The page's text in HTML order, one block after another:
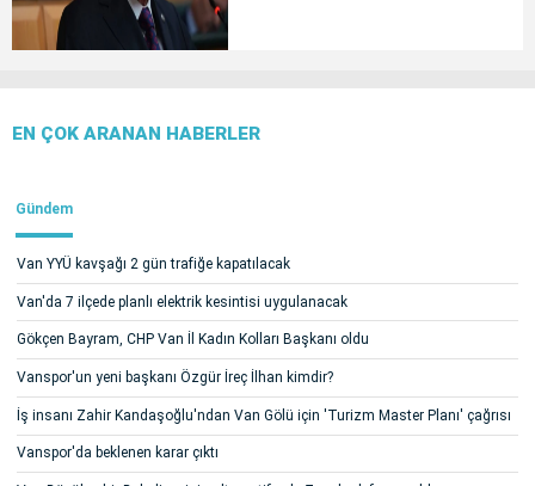
EN ÇOK ARANAN HABERLER
Gündem
Van YYÜ kavşağı 2 gün trafiğe kapatılacak
Van'da 7 ilçede planlı elektrik kesintisi uygulanacak
Gökçen Bayram, CHP Van İl Kadın Kolları Başkanı oldu
Vanspor'un yeni başkanı Özgür İreç İlhan kimdir?
İş insanı Zahir Kandaşoğlu'ndan Van Gölü için 'Turizm Master Planı' çağrısı
Vanspor'da beklenen karar çıktı